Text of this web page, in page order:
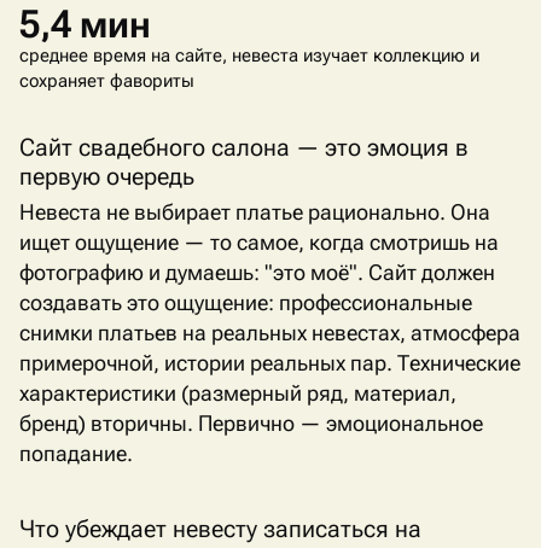
5,4 мин
среднее время на сайте, невеста изучает коллекцию и
сохраняет фавориты
Сайт свадебного салона — это эмоция в
первую очередь
Невеста не выбирает платье рационально. Она
ищет ощущение — то самое, когда смотришь на
фотографию и думаешь: "это моё". Сайт должен
создавать это ощущение: профессиональные
снимки платьев на реальных невестах, атмосфера
примерочной, истории реальных пар. Технические
характеристики (размерный ряд, материал,
бренд) вторичны. Первично — эмоциональное
попадание.
Что убеждает невесту записаться на